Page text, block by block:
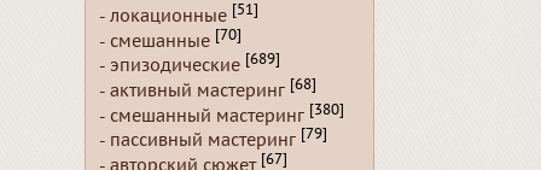
- локационные [51]
- смешанные [70]
- эпизодические [689]
- активный мастеринг [68]
- смешанный мастеринг [380]
- пассивный мастеринг [79]
- авторский сюжет [67]